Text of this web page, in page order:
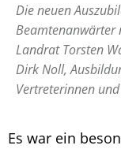
Die neuen
Beamtenanwärter
Landrat Torsten
Dirk Noll,
Vertreterinnen
Es war ein